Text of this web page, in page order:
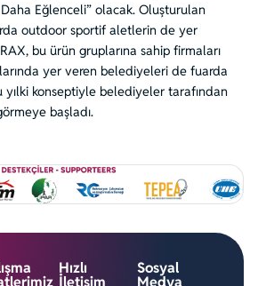
Eğlenceli” olacak. Oluşturulan
outdoor sportif aletlerin de yer
bu ürün gruplarına sahip firmaları
yer veren belediyeleri de fuarda
yılki konseptiyle belediyeler tarafından
başladı.
Hızlı
İletişim
Sosyal
Medya